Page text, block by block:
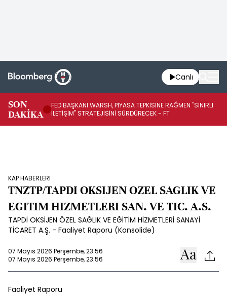
Canlı
SON
DAKİKA
FED BAŞKANI WARSH, PİYASA TEPKİSİNE RAĞMEN "SINIRLI
İLETİŞİM" STRATEJİSİNİ SÜRDÜRECEK - FT
KAP HABERLERİ
TNZTP/TAPDI OKSIJEN OZEL SAGLIK VE
EGITIM HIZMETLERI SAN. VE TIC. A.S.
TAPDİ OKSİJEN ÖZEL SAĞLIK VE EĞİTİM HİZMETLERİ SANAYİ
TİCARET A.Ş. - Faaliyet Raporu (Konsolide)
07 Mayıs 2026 Perşembe, 23:56
07 Mayıs 2026 Perşembe, 23:56
Faaliyet Raporu